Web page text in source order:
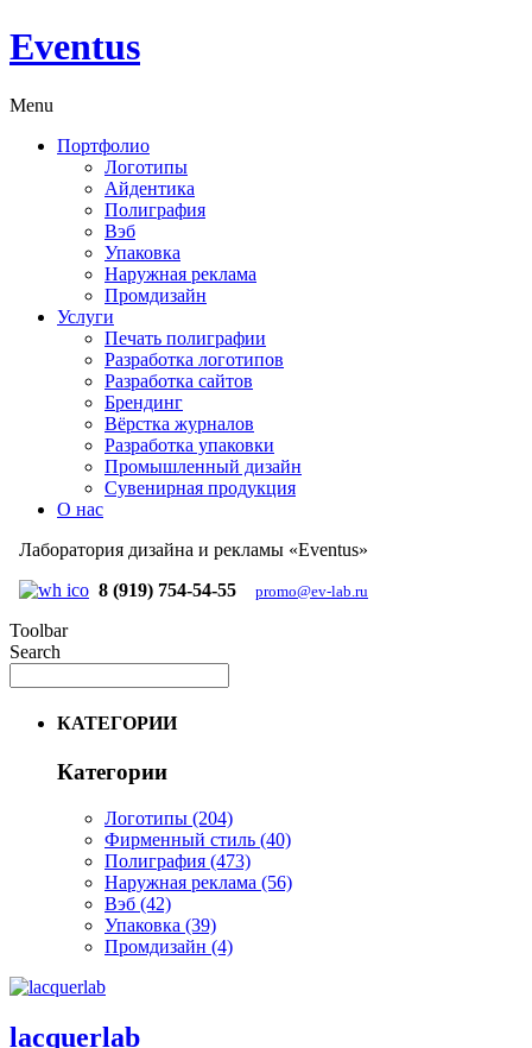
Eventus
Menu
Портфолио
Логотипы
Айдентика
Полиграфия
Вэб
Упаковка
Наружная реклама
Промдизайн
Услуги
Печать полиграфии
Разработка логотипов
Разработка сайтов
Брендинг
Вёрстка журналов
Разработка упаковки
Промышленный дизайн
Сувенирная продукция
О нас
Лаборатория дизайна и рекламы «Eventus»
8 (919) 754-54-55
promo@ev-lab.ru
Toolbar
Search
КАТЕГОРИИ
Категории
Логотипы (204)
Фирменный стиль (40)
Полиграфия (473)
Наружная реклама (56)
Вэб (42)
Упаковка (39)
Промдизайн (4)
lacquerlab